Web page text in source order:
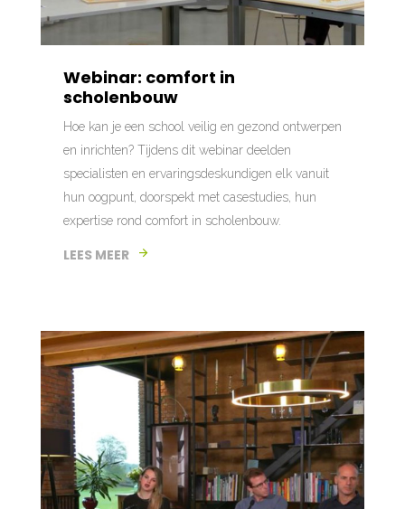
Webinar: comfort in
scholenbouw
Hoe kan je een school veilig en gezond ontwerpen
en inrichten? Tijdens dit webinar deelden
specialisten en ervaringsdeskundigen elk vanuit
hun oogpunt, doorspekt met casestudies, hun
expertise rond comfort in scholenbouw.
LEES MEER